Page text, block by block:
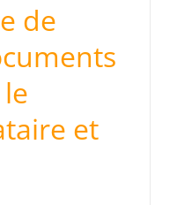
de
et